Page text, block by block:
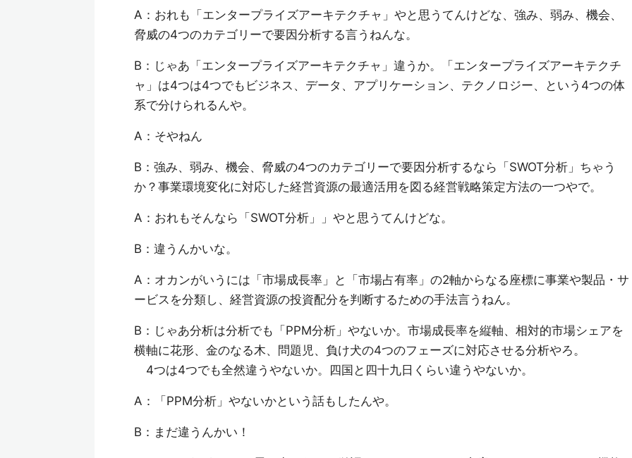
A：おれも「エンタープライズアーキテクチャ」やと思うてんけどな、強み、弱み、機会、
脅威の4つのカテゴリーで要因分析する言うねんな。
B：じゃあ「エンタープライズアーキテクチャ」違うか。「エンタープライズアーキテクチ
ャ」は4つは4つでもビジネス、データ、アプリケーション、テクノロジー、という4つの体
系で分けられるんや。
A：そやねん
B：強み、弱み、機会、脅威の4つのカテゴリーで要因分析するなら「SWOT分析」ちゃう
か？事業環境変化に対応した経営資源の最適活用を図る経営戦略策定方法の一つやで。
A：おれもそんなら「SWOT分析」」やと思うてんけどな。
B：違うんかいな。
A：オカンがいうには「市場成長率」と「市場占有率」の2軸からなる座標に事業や製品・サ
ービスを分類し、経営資源の投資配分を判断するための手法言うねん。
B：じゃあ分析は分析でも「PPM分析」やないか。市場成長率を縦軸、相対的市場シェアを
横軸に花形、金のなる木、問題児、負け犬の4つのフェーズに対応させる分析やろ。
4つは4つでも全然違うやないか。四国と四十九日くらい違うやないか。
A：「PPM分析」やないかという話もしたんや。
B：まだ違うんかい！